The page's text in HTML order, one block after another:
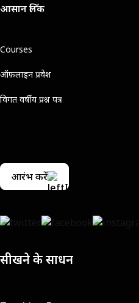
आसान लिंक
Courses
ऑफ़लाइन प्रवेश
विगत वर्षीय प्रश्न पत्र
आरंभ करें
सीखने के साधन